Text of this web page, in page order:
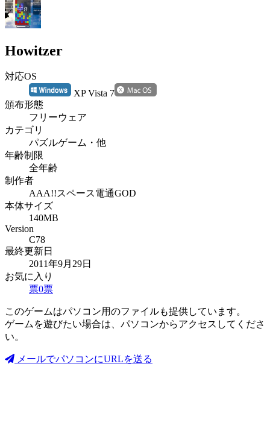
Howitzer
対応OS
XP Vista 7
頒布形態
フリーウェア
カテゴリ
パズルゲーム・他
年齢制限
全年齢
制作者
AAA!!スペース電通GOD
本体サイズ
140MB
Version
C78
最終更新日
2011年9月29日
お気に入り
票0票
このゲームはパソコン用のファイルも提供しています。
ゲームを遊びたい場合は、パソコンからアクセスしてくださ
い。
メールでパソコンにURLを送る